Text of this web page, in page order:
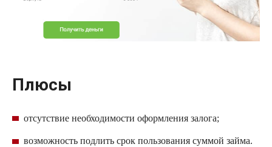
Плюсы
отсутствие необходимости оформления залога;
возможность подлить срок пользования суммой займа.